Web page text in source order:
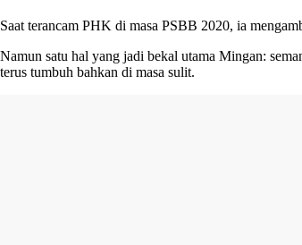
Saat terancam PHK di masa PSBB 2020, ia
Namun satu hal yang jadi bekal utama Mingan:
terus tumbuh bahkan di masa sulit.